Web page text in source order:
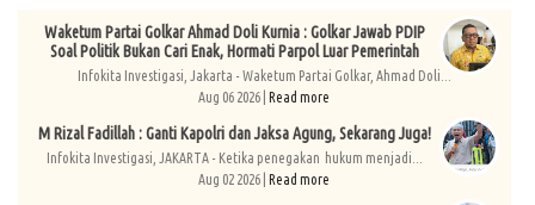
Waketum Partai Golkar Ahmad Doli Kurnia : Golkar Jawab PDIP
Soal Politik Bukan Cari Enak, Hormati Parpol Luar Pemerintah
Infokita Investigasi, Jakarta - Waketum Partai Golkar, Ahmad Doli...
Aug 06 2026 | Read more
M Rizal Fadillah : Ganti Kapolri dan Jaksa Agung, Sekarang Juga!
Infokita Investigasi, JAKARTA - Ketika penegakan hukum menjadi...
Aug 02 2026 | Read more